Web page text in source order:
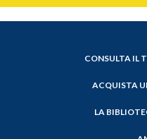
CONSULTA IL
ACQUISTA
LA